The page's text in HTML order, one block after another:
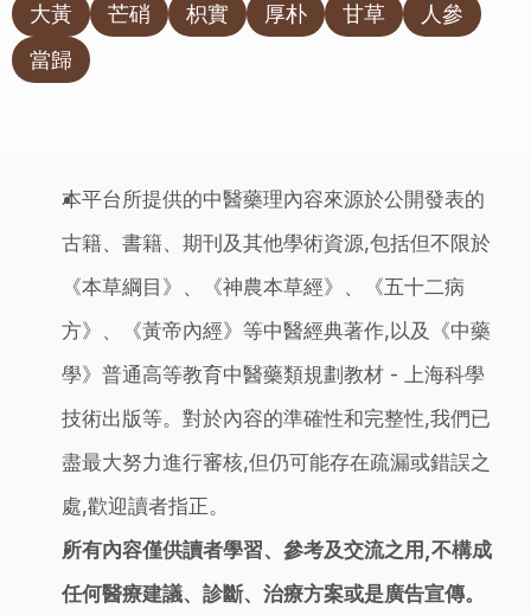
大黃
芒硝 枳實 厚朴 甘草
人參
當歸
本平台所提供的中醫藥理內容來源於公開發表的
古籍、書籍、期刊及其他學術資源,包括但不限於
《本草綱目》、《神農本草經》、《五十二病
方》、《黃帝內經》等中醫經典著作,以及《中藥
學》普通高等教育中醫藥類規劃教材 - 上海科學
技術出版等。對於內容的準確性和完整性,我們已
盡最大努力進行審核,但仍可能存在疏漏或錯誤之
處,歡迎讀者指正。
所有內容僅供讀者學習、參考及交流之用,不構成
任何醫療建議、診斷、治療方案或是廣告宣傳。